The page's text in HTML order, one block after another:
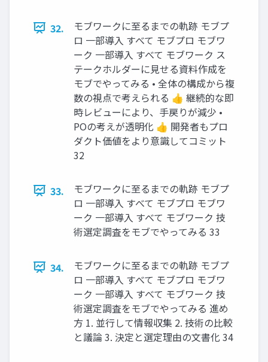
32.
モブワークに至るまでの軌跡 モブプ
ロ 一部導入 すべて モブプロ モブワ
ーク 一部導入 すべて モブワーク ス
テークホルダーに見せる資料作成を
モブでやってみる • 全体の構成から複
数の視点で考えられる 👍 継続的な即
時レビューにより、手戻りが減少 •
POの考えが透明化 👍 開発者もプロ
ダクト価値をより意識してコミット
32
33.
モブワークに至るまでの軌跡 モブプ
ロ 一部導入 すべて モブプロ モブワ
ーク 一部導入 すべて モブワーク 技
術選定調査をモブでやってみる 33
34.
モブワークに至るまでの軌跡 モブプ
ロ 一部導入 すべて モブプロ モブワ
ーク 一部導入 すべて モブワーク 技
術選定調査をモブでやってみる 進め
方 1. 並行して情報収集 2. 技術の比較
と議論 3. 決定と選定理由の文書化 34